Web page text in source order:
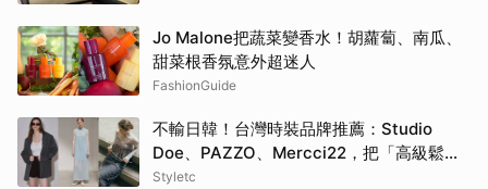
Jo Malone把蔬菜變香水！胡蘿蔔、南瓜、
甜菜根香氛意外超迷人
FashionGuide
不輸日韓！台灣時裝品牌推薦：Studio
Doe、PAZZO、Mercci22，把「高級鬆弛
感」穿成日常
Styletc